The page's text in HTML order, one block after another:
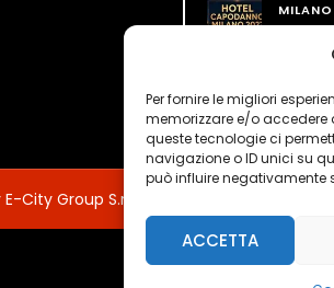
Per fornire le migliori
memorizzare e/o accedere
queste tecnologie ci
navigazione o ID unici su
può influire negativamente
ACCETTA
02/
Group S.r.l.